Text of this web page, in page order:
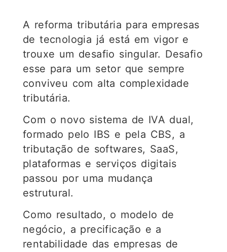
A reforma tributária para empresas
de tecnologia já está em vigor e
trouxe um desafio singular. Desafio
esse para um setor que sempre
conviveu com alta complexidade
tributária.
Com o novo sistema de IVA dual,
formado pelo IBS e pela CBS, a
tributação de softwares, SaaS,
plataformas e serviços digitais
passou por uma mudança
estrutural.
Como resultado, o modelo de
negócio, a precificação e a
rentabilidade das empresas de